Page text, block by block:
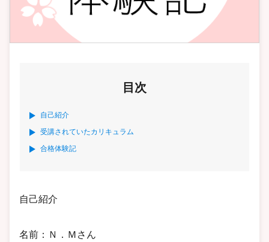
目次
自己紹介
受講されていたカリキュラム
合格体験記
自己紹介
名前：Ｎ．Ｍさん